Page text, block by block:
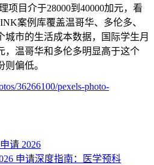
项目介于28000到40000加元，看
案例库覆盖温哥华、多伦多、
城市的生活成本数据，国际学生月
，温哥华和多伦多明显高于这个
偏低。
36266100/pexels-photo-
请 2026
申请深度指南：医学预科